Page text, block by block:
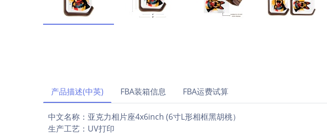
产品描述(中英) FBA装箱信息 FBA运费试算
中文名称：亚克力相片座4x6inch (6寸L形相框黑胡桃） 英
生产工艺：UV打印 产品材质：